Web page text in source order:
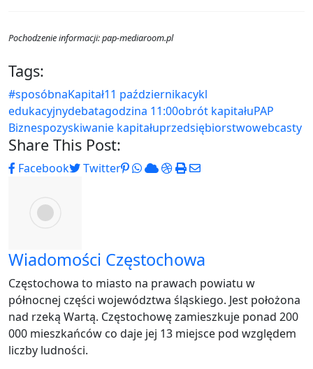
Pochodzenie informacji: pap-mediaroom.pl
Tags:
#sposóbnaKapitał11 październikacykl
edukacyjnydebatagodzina 11:00obrót kapitałuPAP
Biznespozyskiwanie kapitałuprzedsiębiorstwowebcasty
Share This Post:
Facebook Twitter Pinterest
Whatsapp
CloudStumbleUpon
PrintShare
Wiadomości Częstochowa
Częstochowa to miasto na prawach powiatu w
północnej części województwa śląskiego. Jest położona
nad rzeką Wartą. Częstochowę zamieszkuje ponad 200
000 mieszkańców co daje jej 13 miejsce pod względem
liczby ludności.